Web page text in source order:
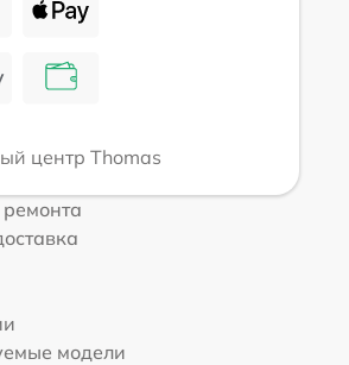
центр Thomas
ремонта
модели